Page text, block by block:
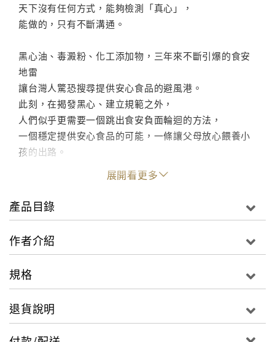
天下沒有任何方式，能夠檢測「真心」，
能做的，只有不斷溝通。
黑心油、毒澱粉、化工添加物，三年來不斷引爆的食安
地雷
讓台灣人驚恐搜尋提供安心食品的避風港。
此刻，在揭發黑心、建立規範之外，
人們似乎更需要一個跳出食安負面輪迴的方法，
一個穩定提供安心食品的可能，一條讓父母放心餵養小
孩的出路。
「從來沒有好事情，除非有人做了好事情。」 當我們重
新檢視人與人、人與土地的關係，驚恐的食安連環爆，
這才有了解答。
醒，22句擲地有聲的「誠食他說」
氏、〈248農學市集〉楊儒門、
飲食研究室〉淦克萍，他們對「食」的選擇
展開看更多
產品目錄
作者介紹
規格
退貨說明